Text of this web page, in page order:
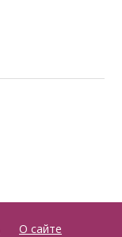
О сайте